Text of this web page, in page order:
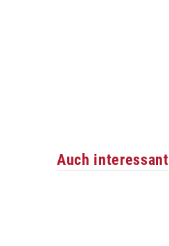
Auch interessant